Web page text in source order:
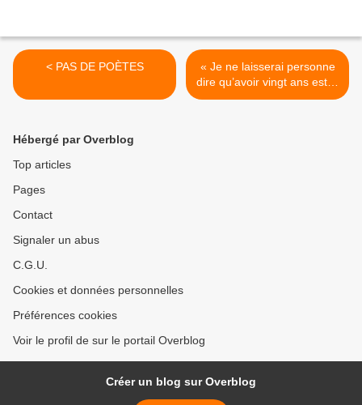
< PAS DE POÈTES
« Je ne laisserai personne
dire qu’avoir vingt ans est le
plus bel âge de la vie! ». >
Hébergé par Overblog
Top articles
Pages
Contact
Signaler un abus
C.G.U.
Cookies et données personnelles
Préférences cookies
Voir le profil de sur le portail Overblog
Créer un blog sur Overblog